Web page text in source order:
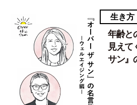
生き方
年齢と
見えて
サン』